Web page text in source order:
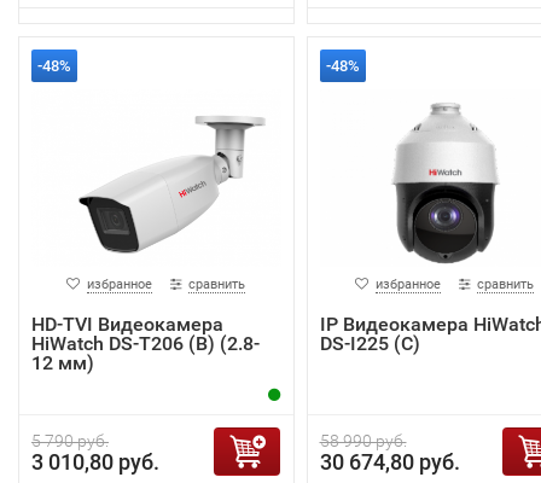
-48%
избранное сравнить
HD-TVI Видеокамера
HiWatch DS-T206 (B) (2.8-
12 мм)
5 790 руб.
3 010,80 руб.
-48%
избранное сравнить
IP Видеокамера
DS-I225 (С)
58 990 руб.
30 674,80 руб.